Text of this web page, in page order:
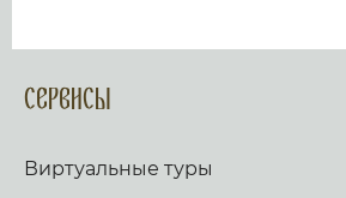
Сервисы
Виртуальные туры